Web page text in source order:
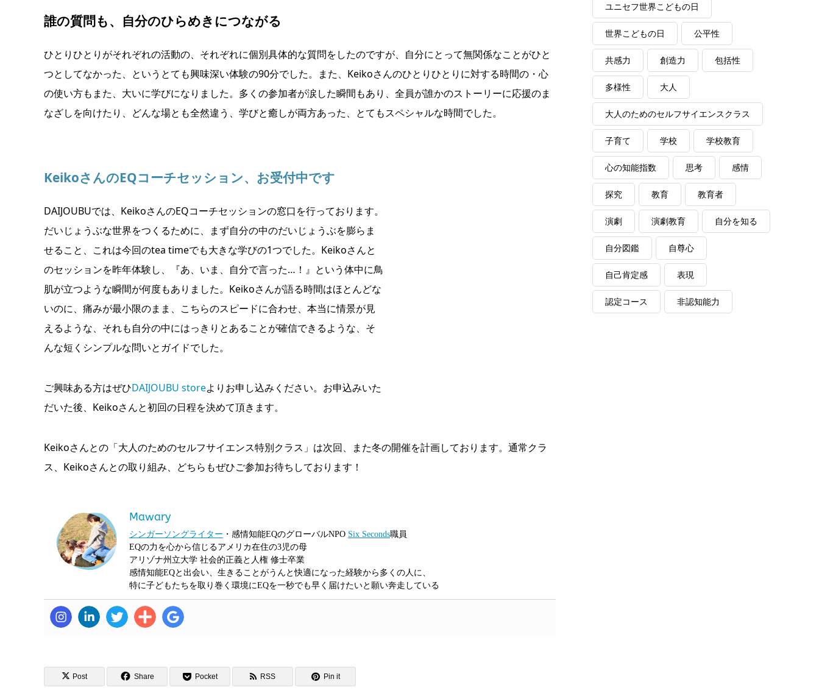
誰の質問も、自分のひらめきにつながる
ひとりひとりがそれぞれの活動の、それぞれに個別具体的な質問をしたのですが、自分にとって無関係なことがひと
つとしてなかった、というとても興味深い体験の90分でした。また、Keikoさんのひとりひとりに対する時間の・心
の使い方もまた、大いに学びになりました。多くの参加者が涙した瞬間もあり、全員が誰かのストーリーに応援のま
なざしを向けたり、どんな場とも全然違う、学びと癒しが両方あった、とてもスペシャルな時間でした。
KeikoさんのEQコーチセッション、お受付中です
DAIJOUBUでは、KeikoさんのEQコーチセッションの窓口を行っております。
だいじょうぶな世界をつくるために、まず自分の中のだいじょうぶを膨らま
せること、これは今回のtea timeでも大きな学びの1つでした。Keikoさんと
のセッションを昨年体験し、『あ、いま、自分で言った…！』という体中に鳥
肌が立つような瞬間が何度もありました。Keikoさんが語る時間はほとんどな
いのに、痛みが最小限のまま、こちらのスピードに合わせ、本当に情景が見
えるような、それも自分の中にはっきりとあることが確信できるような、そ
んな短くシンプルな問いとガイドでした。
ご興味ある方はぜひDAIJOUBU storeよりお申し込みください。お申込みいた
だいた後、Keikoさんと初回の日程を決めて頂きます。
Keikoさんとの「大人のためのセルフサイエンス特別クラス」は次回、また冬の開催を計画しております。通常クラ
ス、Keikoさんとの取り組み、どちらもぜひご参加お待ちしております！
Mawary
シンガーソングライター ・感情知能EQのグローバルNPO Six Seconds職員
EQの力を心から信じるアメリカ在住の3児の母
アリゾナ州立大学 社会的正義と人権 修士卒業
感情知能EQと出会い、生きることがうんと快適になった経験から多くの人に、
特に子どもたちを取り巻く環境にEQを一秒でも早く届けたいと願い奔走している
Post Share Pocket RSS Pin it
ユニセフ世界こどもの日
世界こどもの日 公平性
共感力 創造力 包括性
多様性 大人
大人のためのセルフサイエンスクラス
子育て 学校 学校教育
心の知能指数 思考 感情
探究 教育 教育者
演劇 演劇教育 自分を知る
自分図鑑 自尊心
自己肯定感 表現
認定コース 非認知能力